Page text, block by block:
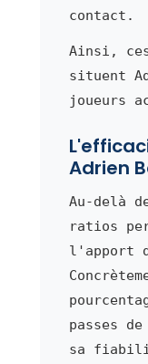
contact.
Ainsi,
situent
joueurs
Adrien
Au-delà
ratios
l'apport
passes
sa